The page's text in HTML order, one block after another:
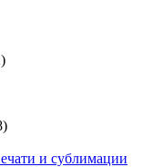
и сублимации